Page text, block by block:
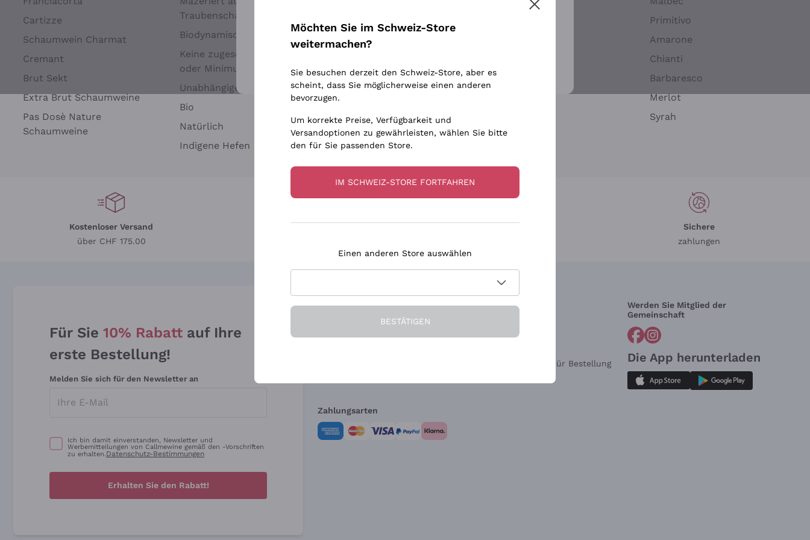
Cartizze
Schaumwein Charmat
Cremant
Brut Sekt
Extra Brut Schaumweine
Pas Dosè Nature
Schaumweine
Traubenschalen
Biodynamisch
Keine zugesetzten Sulfite
oder Minimum
Unabhängige Weinbauern
Bio
Natürlich
Indigene Hefen
Biondi Santi
Argiolas
Zenato
Ca' dei Frati
Chardonnay
Primitivo
Amarone
Chianti
Barbaresco
Merlot
Syrah
Kostenloser Versand
über CHF 175.00
Sichere
zahlungen
Für Sie 10% Rabatt auf Ihre
erste Bestellung!
Melden Sie sich für den Newsletter an
Ich bin damit einverstanden, Newsletter und
Werbemitteilungen von Callmewine gemäß den -Vorschriften
zu erhalten.Datenschutz-Bestimmungen
Erhalten Sie den Rabatt!
Die Firma Brauchen Sie Hilfe?
Widerrufsformular für Bestellung
Werden Sie Mitglied der
Gemeinschaft
Die App herunterladen
Zahlungsarten
Weitere Informationen finden Sie in unserem Datenschutz-Bestimmungen
Möchten Sie im Schweiz-Store
weitermachen?
Sie besuchen derzeit den Schweiz-Store, aber es
scheint, dass Sie möglicherweise einen anderen
bevorzugen.
Um korrekte Preise, Verfügbarkeit und
Versandoptionen zu gewährleisten, wählen Sie bitte
den für Sie passenden Store.
IM SCHWEIZ-STORE FORTFAHREN
Einen anderen Store auswählen
BESTÄTIGEN